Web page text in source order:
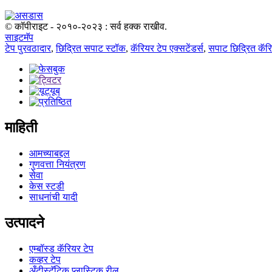
© कॉपीराइट - २०१०-२०२३ : सर्व हक्क राखीव.
साइटमॅप
टेप पुरवठादार,छिद्रित सपाट स्टॉक,कॅरियर टेप एक्सटेंडर्स,सपाट छिद्रित
माहिती
आमच्याबद्दल
गुणवत्ता नियंत्रण
सेवा
केस स्टडी
साधनांची यादी
उत्पादने
एम्बॉस्ड कॅरियर टेप
कव्हर टेप